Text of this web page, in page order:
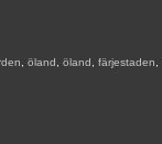
öland öland färjestaden